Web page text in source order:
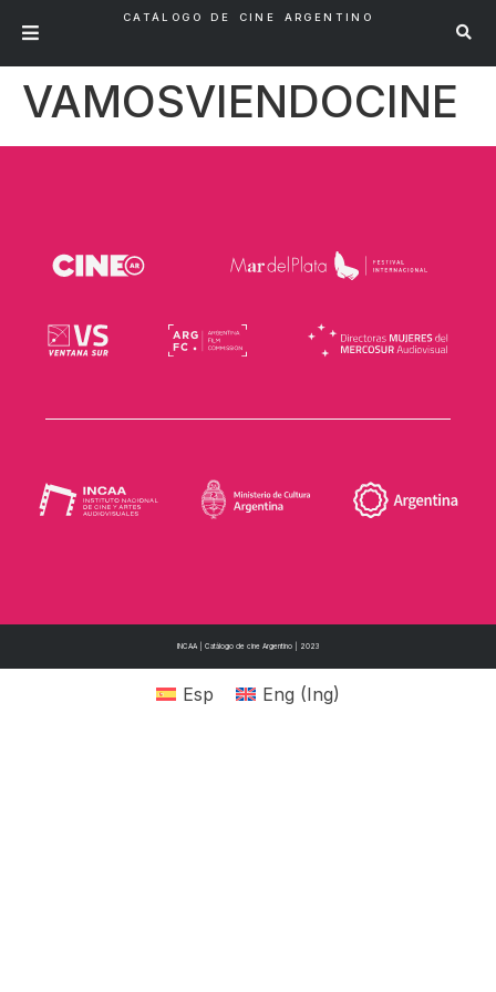
CATÁLOGO DE CINE ARGENTINO
VAMOSVIENDOCINE
INCAA | Catálogo de cine Argentino | 2023
Esp Eng (Ing)